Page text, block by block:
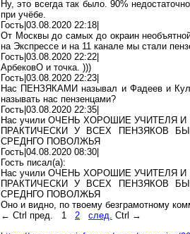
Ну, это всегда так было. 90%
при учёбе.
Гость|03.08.2020 22:18|
От Москвы до самых до окраин
на Экспрессе и на 11 канале мы стали
Гость|03.08.2020 22:22|
АрбековО и точка. )))
Гость|03.08.2020 22:23|
Нас ПЕНЗЯКАМИ называл и Фадеев и
называть нас пензенцами?
Гость|03.08.2020 22:35|
Нас учили ОЧЕНЬ ХОРОШИЕ УЧИТЕЛЯ
ПРАКТИЧЕСКИ У ВСЕХ ПЕНЗЯКОВ
СРЕДНГО ПОВОЛЖЬЯ
Гость|04.08.2020 08:30|
Гость писал(a):
Нас учили ОЧЕНЬ ХОРОШИЕ УЧИТЕЛЯ
ПРАКТИЧЕСКИ У ВСЕХ ПЕНЗЯКОВ
СРЕДНГО ПОВОЛЖЬЯ
Оно и видно, по твоему безграмотному
← Ctrl пред. 1 2 след. Ctrl →